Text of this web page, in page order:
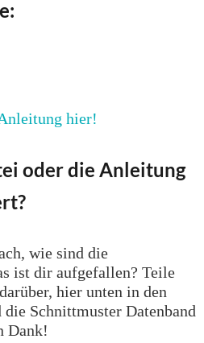
hier!
oder die Anleitung
wie sind die
ist dir aufgefallen? Teile
hier unten in den
Schnittmuster Datenband
Dank!